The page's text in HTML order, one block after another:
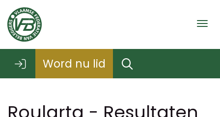
Word nu lid